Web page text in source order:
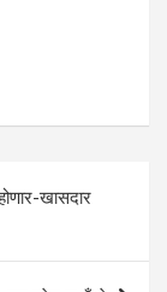
खासदार